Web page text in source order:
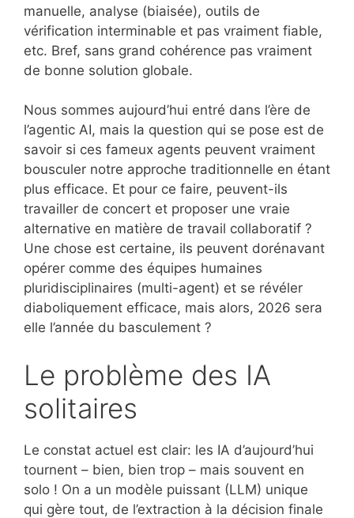
manuelle, analyse (biaisée), outils de
vérification interminable et pas vraiment fiable,
etc. Bref, sans grand cohérence pas vraiment
de bonne solution globale.
Nous sommes aujourd’hui entré dans l’ère de
l’agentic AI, mais la question qui se pose est de
savoir si ces fameux agents peuvent vraiment
bousculer notre approche traditionnelle en étant
plus efficace. Et pour ce faire, peuvent-ils
travailler de concert et proposer une vraie
alternative en matière de travail collaboratif ?
Une chose est certaine, ils peuvent dorénavant
opérer comme des équipes humaines
pluridisciplinaires (multi-agent) et se révéler
diaboliquement efficace, mais alors, 2026 sera
elle l’année du basculement ?
Le problème des IA
solitaires
Le constat actuel est clair: les IA d’aujourd’hui
tournent – bien, bien trop – mais souvent en
solo ! On a un modèle puissant (LLM) unique
qui gère tout, de l’extraction à la décision finale